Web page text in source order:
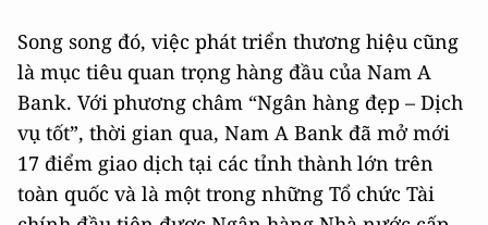
Song song đó, việc phát triển thương hiệu cũng
là mục tiêu quan trọng hàng đầu của Nam A
Bank. Với phương châm “Ngân hàng đẹp – Dịch
vụ tốt”, thời gian qua, Nam A Bank đã mở mới
17 điểm giao dịch tại các tỉnh thành lớn trên
toàn quốc và là một trong những Tổ chức Tài